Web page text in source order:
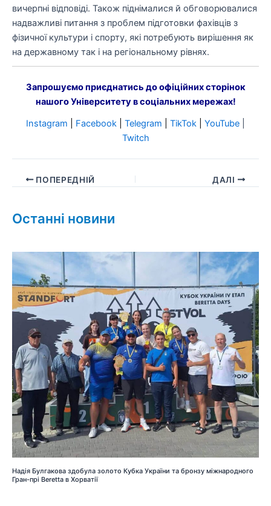
вичерпні відповіді. Також піднімалися й обговорювалися
надважливі питання з проблем підготовки фахівців з
фізичної культури і спорту, які потребують вирішення як
на державному так і на регіональному рівнях.
Запрошуємо приєднатись до офіційних сторінок
нашого Університету в соціальних мережах!
Instagram
Facebook Telegram TikTok YouTube
Twitch
ПОПЕРЕДНІЙ ДАЛІ
Останні новини
Надія Булгакова здобула золото Кубка України та бронзу міжнародного
Гран-прі Beretta в Хорватії